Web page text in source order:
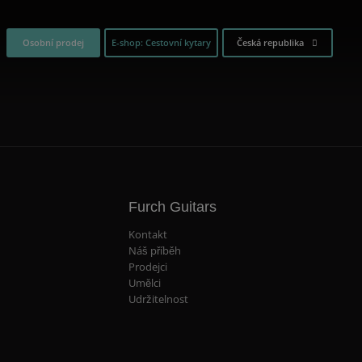
Osobní prodej E-shop: Cestovní kytary Česká republika
Furch Guitars
Kontakt
Náš příběh
Prodejci
Umělci
Udržitelnost